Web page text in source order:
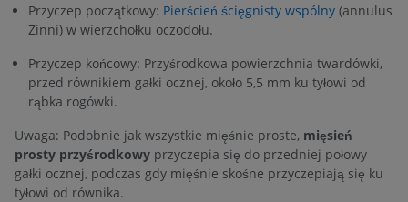
Przyczep początkowy: Pierścień ścięgnisty wspólny (annulus
Zinni) w wierzchołku oczodołu.
Przyczep końcowy: Przyśrodkowa powierzchnia twardówki,
przed równikiem gałki ocznej, około 5,5 mm ku tyłowi od
rąbka rogówki.
Uwaga: Podobnie jak wszystkie mięśnie proste, mięsień
prosty przyśrodkowy przyczepia się do przedniej połowy
gałki ocznej, podczas gdy mięśnie skośne przyczepiają się ku
tyłowi od równika.